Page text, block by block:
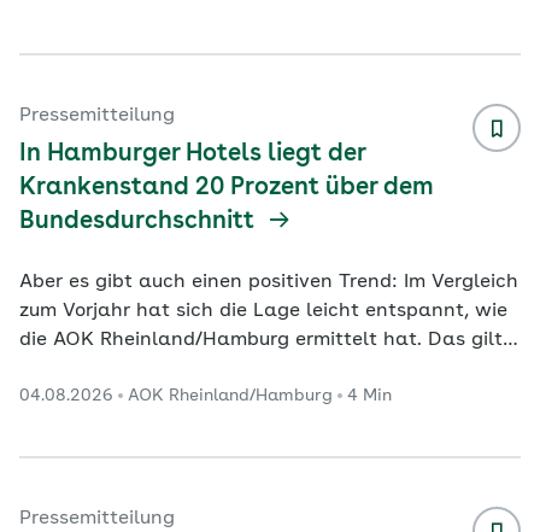
die Zukunft unseres Unternehmens und des
neuen Ideen können sie viel bewegen. Wir
qualifizieren Fachkräfte, um die hohen
Qualitätsstandards in der Branche zu si
Pressemitteilung
In Hamburger Hotels liegt der
Krankenstand 20 Prozent über dem
Bundesdurchschnitt
Aber es gibt auch einen positiven Trend: Im Vergleich
zum Vorjahr hat sich die Lage leicht entspannt, wie
die AOK Rheinland/Hamburg ermittelt hat. Das gilt
erlebt weiterhin schwierige Zeiten. Viele Gäste
Aushilfen und Fachpersonal sind schwer zu finden.
Situation: In den Hotels, Pensionen und Gasthöfen in
04.08.2026 AOK Rheinland/Hamburg 4 Min
Pressemitteilung